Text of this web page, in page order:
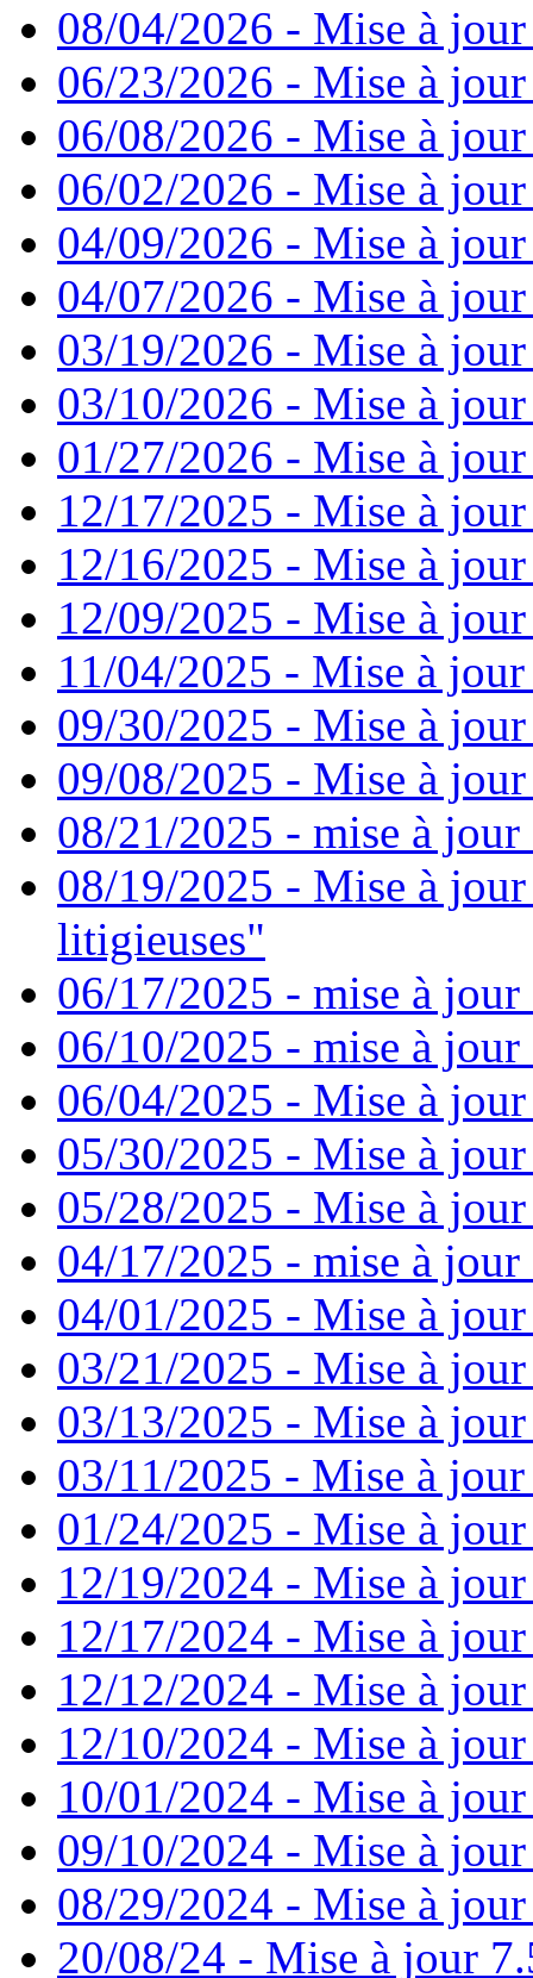
08/04/2026 - Mise à
06/23/2026 - Mise à
06/08/2026 - Mise à
06/02/2026 - Mise à
04/09/2026 - Mise à
04/07/2026 - Mise à
03/19/2026 - Mise à
03/10/2026 - Mise à
01/27/2026 - Mise à
12/17/2025 - Mise à
12/16/2025 - Mise à
12/09/2025 - Mise à
11/04/2025 - Mise à
09/30/2025 - Mise à
09/08/2025 - Mise à
08/21/2025 - mise à jour
08/19/2025 - Mise à jour
litigieuses"
06/17/2025 - mise à jour
06/10/2025 - mise à jour
06/04/2025 - Mise à
05/30/2025 - Mise à
05/28/2025 - Mise à
04/17/2025 - mise à jour
04/01/2025 - Mise à
03/21/2025 - Mise à
03/13/2025 - Mise à
03/11/2025 - Mise à jour
01/24/2025 - Mise à
12/19/2024 - Mise à
12/17/2024 - Mise à
12/12/2024 - Mise à
12/10/2024 - Mise à
10/01/2024 - Mise à
09/10/2024 - Mise à
08/29/2024 - Mise à
20/08/24 - Mise à jour